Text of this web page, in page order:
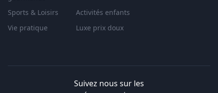
Sports & Loisirs
Activités enfants
Vie pratique
Luxe prix doux
Suivez nous sur les